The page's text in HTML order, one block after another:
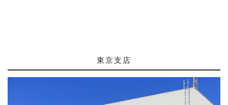
東京支店